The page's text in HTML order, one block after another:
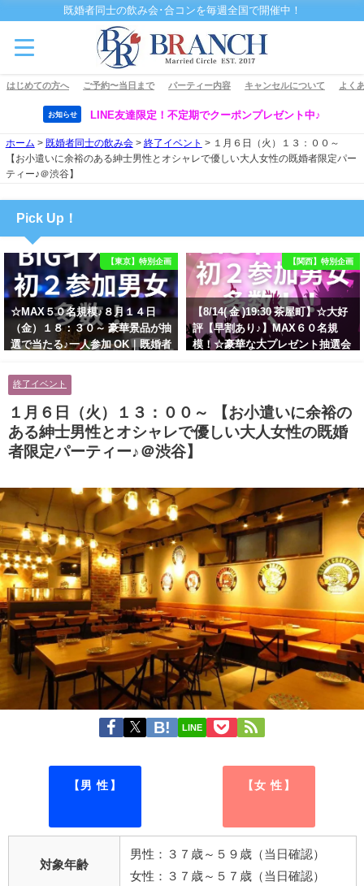
既婚者同士の飲み会･合コンを毎週全国で開催中！
はじめての方へ ご予約〜当日まで パーティー内容 キャンセルについて よく
お知らせ LINE友達限定！不定期でクーポンプレゼント中♪
ホーム > 既婚者同士の飲み会> 終了イベント > １月６日（火）１３：００～
【お小遣いに余裕のある紳士男性とオシャレで優しい大人女性の既婚者限定パー
ティー♪＠渋谷】
Pick Up！
【東京】特別企画
☆MAX５０名規模♪８月１４日
（金）１８：３０～ 豪華景品が抽
選で当たる♪一人参加 OK｜既婚者
に余裕のある健康的なオシャレ男
性と美容好きで優しさのある大人
女性の既婚者限定ビッグパーティ
ー♪＠池袋】
【関西】特別企画
【8/14( 金 )19:30 茶屋町】☆大好
評【早割あり♪】MAX６０名規
模！☆豪華な大プレゼント抽選会
ティー♪＠茶屋町】
終了イベント
１月６日（火）１３：００～ 【お小遣いに余裕の
ある紳士男性とオシャレで優しい大人女性の既婚
者限定パーティー♪＠渋谷】
LINE
【男 性】 【女 性】
対象年齢
男性：３７歳～５９歳（当日確認）
女性：３７歳～５７歳（当日確認）